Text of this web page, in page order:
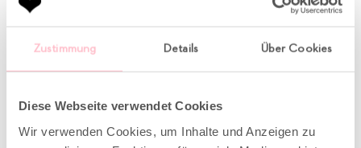
Zustimmung Details Über Cookies
Diese Webseite verwendet Cookies
Wir verwenden Cookies, um Inhalte und Anzeigen zu
79,00€
incl. VAT zzgl.Versandkosten
Shirt dreamteam white
99,00€ Original
was:
69,00€Current
is:
incl. VAT zzgl.Versandkosten
sale sale